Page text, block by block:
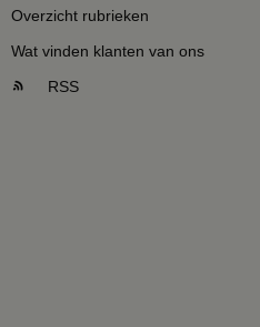
Overzicht rubrieken
Wat vinden klanten van ons
RSS